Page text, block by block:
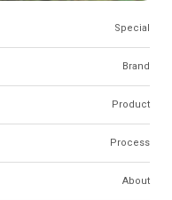
Special
Brand
Product
Process
About